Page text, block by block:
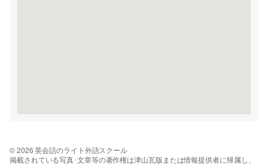
© 2026 英会話のライト外語スクール
掲載されている写真･文章等の著作権は津山瓦版または情報提供者に帰属し、